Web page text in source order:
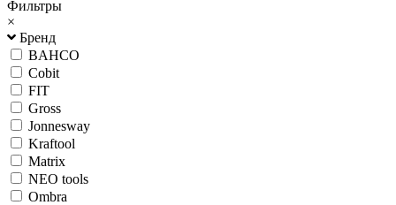
Фильтры
×
Бренд
BAHCO
Cobit
FIT
Gross
Jonnesway
Kraftool
Matrix
NEO tools
Ombra